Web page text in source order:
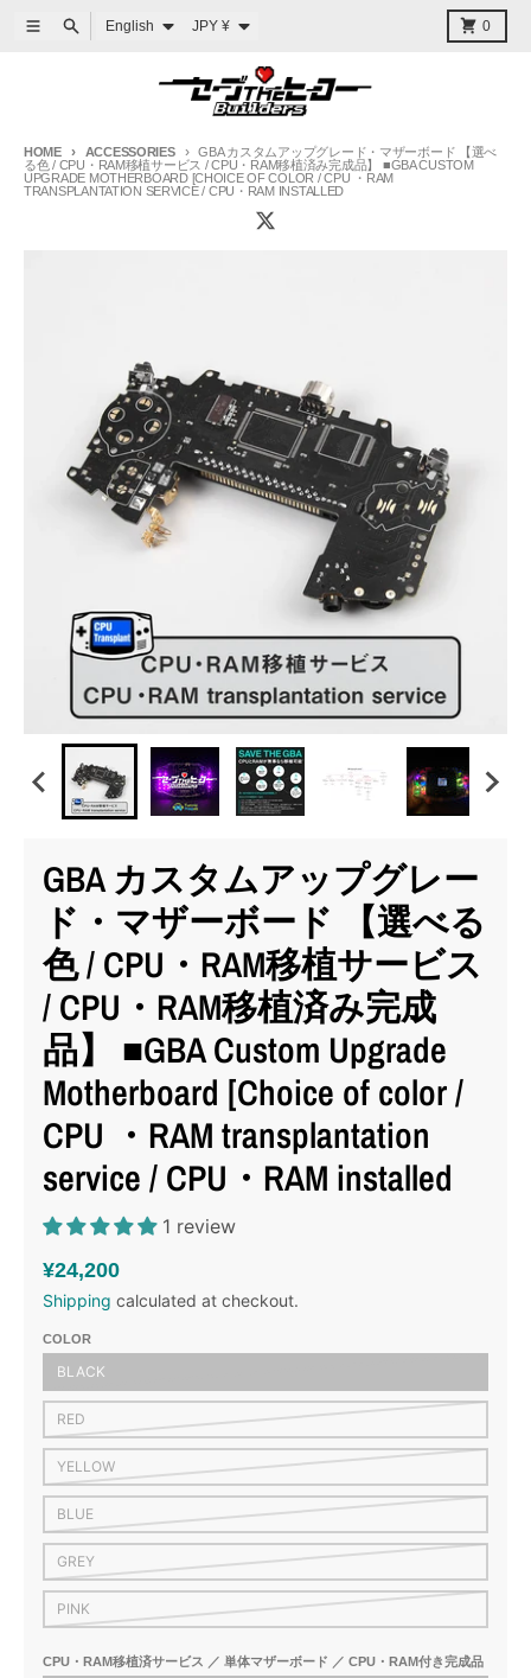
Skip to content
MenuSearchLanguage
English Country/region
JPY ¥ 0
Cart
HOME ACCESSORIES
GBA カスタムアップグレード・マザーボード 【選べ
る色 / CPU・RAM移植サービス / CPU・RAM移植済み完成品】 ■GBA CUSTOM
UPGRADE MOTHERBOARD [CHOICE OF COLOR / CPU ・RAM
TRANSPLANTATION SERVICE / CPU・RAM INSTALLED
GBA カスタムアップグレー
ド・マザーボード 【選べる
色 / CPU・RAM移植サービス
/ CPU・RAM移植済み完成
品】 ■GBA Custom Upgrade
Motherboard [Choice of color /
CPU ・RAM transplantation
service / CPU・RAM installed
1 review
¥24,200
Shipping calculated at checkout.
COLOR
BLACK
RED
YELLOW
BLUE
GREY
PINK
CPU・RAM移植済サービス ／ 単体マザーボード ／ CPU・RAM付き完成品